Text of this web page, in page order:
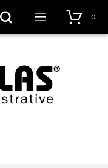
0